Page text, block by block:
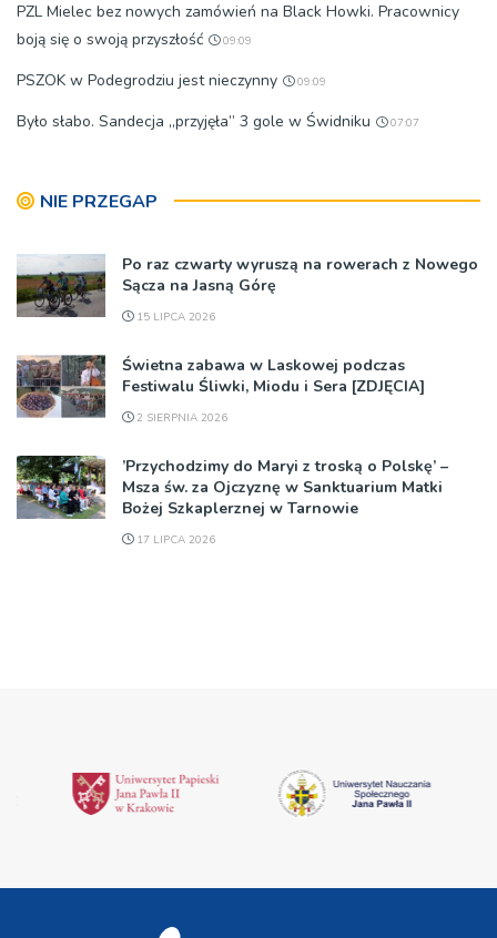
PZL Mielec bez nowych zamówień na Black Howki. Pracownicy
boją się o swoją przyszłość
09:09
PSZOK w Podegrodziu jest nieczynny 09:09
Było słabo. Sandecja „przyjęła” 3 gole w Świdniku 07:07
NIE PRZEGAP
Po raz czwarty wyruszą na rowerach z Nowego
Sącza na Jasną Górę
15 LIPCA 2026
Świetna zabawa w Laskowej podczas
Festiwalu Śliwki, Miodu i Sera [ZDJĘCIA]
2 SIERPNIA 2026
’Przychodzimy do Maryi z troską o Polskę’ –
Msza św. za Ojczyznę w Sanktuarium Matki
Bożej Szkaplerznej w Tarnowie
17 LIPCA 2026